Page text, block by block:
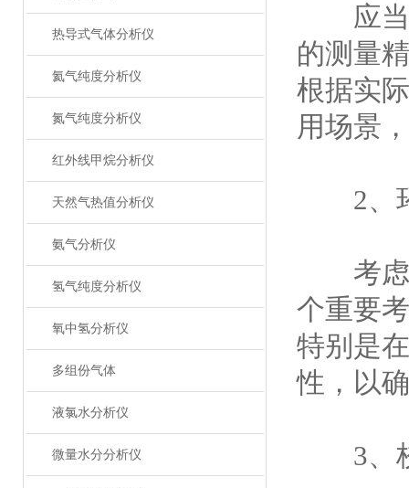
热导式气体分析仪
氦气纯度分析仪
氮气纯度分析仪
红外线甲烷分析仪
天然气热值分析仪
氨气分析仪
氢气纯度分析仪
氧中氢分析仪
多组份气体
液氯水分析仪
微量水分分析仪
应当
的测量
根据实
用场景
2、环
考虑
个重要
特别是
性，以
3、校